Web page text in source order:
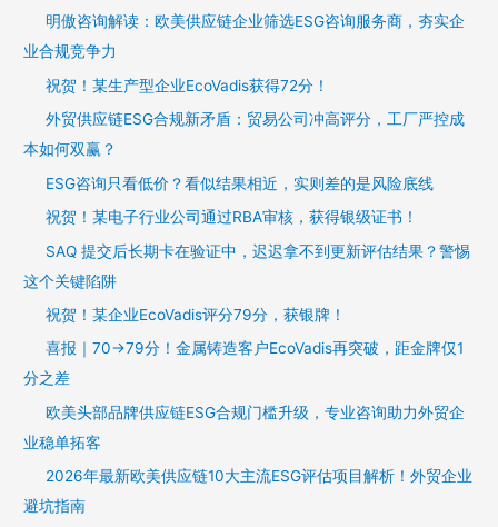
明傲咨询解读：欧美供应链企业筛选ESG咨询服务商，夯实企
业合规竞争力
祝贺！某生产型企业EcoVadis获得72分！
外贸供应链ESG合规新矛盾：贸易公司冲高评分，工厂严控成
本如何双赢？
ESG咨询只看低价？看似结果相近，实则差的是风险底线
祝贺！某电子行业公司通过RBA审核，获得银级证书！
SAQ 提交后长期卡在验证中，迟迟拿不到更新评估结果？警惕
这个关键陷阱
祝贺！某企业EcoVadis评分79分，获银牌！
喜报｜70→79分！金属铸造客户EcoVadis再突破，距金牌仅1
分之差
欧美头部品牌供应链ESG合规门槛升级，专业咨询助力外贸企
业稳单拓客
2026年最新欧美供应链10大主流ESG评估项目解析！外贸企业
避坑指南